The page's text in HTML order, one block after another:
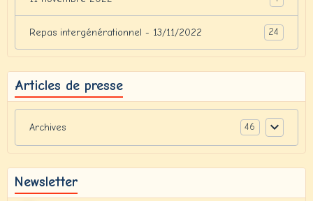
Repas intergénérationnel - 13/11/2022 24
Articles de presse
Archives 46
Newsletter